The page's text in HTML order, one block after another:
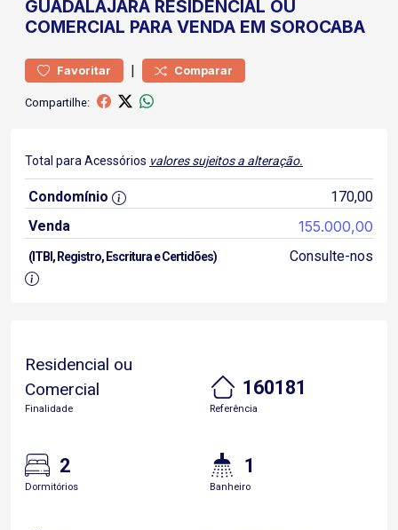
GUADALAJARA RESIDENCIAL OU
COMERCIAL PARA VENDA EM SOROCABA
Favoritar | Comparar
Compartilhe:
Total para Acessórios valores sujeitos a alteração.
Condomínio
170,00
Venda
155.000,00
(ITBI, Registro, Escritura e Certidões) Consulte-nos
Residencial ou
Comercial
Finalidade
160181
Referência
2
Dormitórios
1
Banheiro